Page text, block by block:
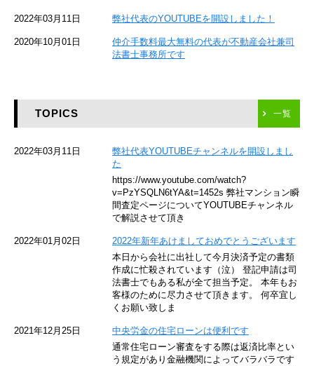
京成本線
東海道新幹線
東京メトロ東西線
京王井の頭線
JR湘南新宿ライン
京王京王線
2022年03月11日 弊社代表のYOUTUBEを開設しました！
2020年10月01日
仲介手数料最大無料の代表が不動産会社兼司
法書士事務所です
TOPICS 一覧
2022年03月11日
弊社代表YOUTUBEチャンネルを開設しまし
た
https://www.youtube.com/watch?
v=PzYSQLN6tYA&t=1452s 弊社マンション瞬
間査定ページについてYOUTUBEチャンネル
で解説させて頂き
2022年01月02日
2022年新年あけましておめでとうございます
本日から会社に出社して今月決済予定の書類
作成に忙殺されています（泣） 登記申請は司
法書士でもある私が全て担当予定。 本年もお
客様のために尽力させて頂きます。 何卒宜し
くお願い致しま
2021年12月25日
中央労金の住宅ローンは便利です
通常住宅ローン審査をする際は返済比率とい
う規定があり金融機関によってバラバラです